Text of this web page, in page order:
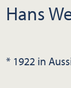
Hans
* 1922 in